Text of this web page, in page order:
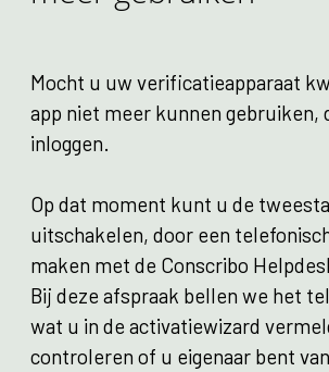
Mocht u uw verificatieapparaat
app niet meer kunnen gebruiken,
inloggen.
Op dat moment kunt u de
uitschakelen, door een
maken met de Conscribo
Bij deze afspraak bellen we het
wat u in de activatiewizard
controleren of u eigenaar bent